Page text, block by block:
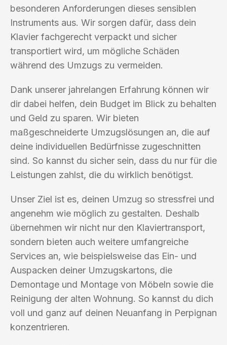
besonderen Anforderungen dieses sensiblen
Instruments aus. Wir sorgen dafür, dass dein
Klavier fachgerecht verpackt und sicher
transportiert wird, um mögliche Schäden
während des Umzugs zu vermeiden.
Dank unserer jahrelangen Erfahrung können wir
dir dabei helfen, dein Budget im Blick zu behalten
und Geld zu sparen. Wir bieten
maßgeschneiderte Umzugslösungen an, die auf
deine individuellen Bedürfnisse zugeschnitten
sind. So kannst du sicher sein, dass du nur für die
Leistungen zahlst, die du wirklich benötigst.
Unser Ziel ist es, deinen Umzug so stressfrei und
angenehm wie möglich zu gestalten. Deshalb
übernehmen wir nicht nur den Klaviertransport,
sondern bieten auch weitere umfangreiche
Services an, wie beispielsweise das Ein- und
Auspacken deiner Umzugskartons, die
Demontage und Montage von Möbeln sowie die
Reinigung der alten Wohnung. So kannst du dich
voll und ganz auf deinen Neuanfang in Perpignan
konzentrieren.